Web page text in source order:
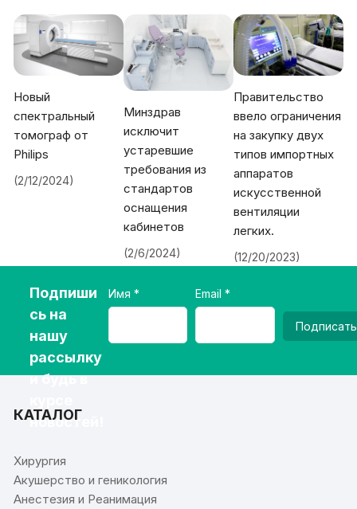
Новый
спектральный
томограф от
Philips
(2/12/2024)
Минздрав
исключит
устаревшие
требования из
стандартов
оснащения
кабинетов
(2/6/2024)
Правительство
ввело ограничения
на закупку двух
типов импортных
аппаратов
искусственной
вентиляции
легких.
(12/20/2023)
Подпиши
сь на
нашу
рассылку
и будь в
новостей!
Имя Email
КАТАЛОГ
Хирургия
Акушерство и геникология
Анестезия и Реанимация